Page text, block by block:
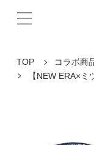
TOP コラボ商
【NEW ERA×ミ